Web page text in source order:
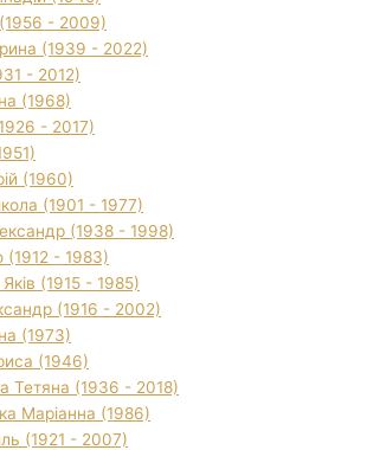
- 2009)
(1939 - 2022)
- 2012)
(1968)
- 2017)
(1960)
(1901 - 1977)
(1938 - 1998)
(1912 - 1983)
(1915 - 1985)
(1916 - 2002)
(1973)
(1946)
Тетяна (1936 - 2018)
Маріанна (1986)
(1921 - 2007)